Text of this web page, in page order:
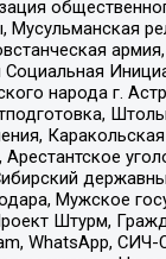
народа г.
Мужское
Штурм,
WhatsApp,